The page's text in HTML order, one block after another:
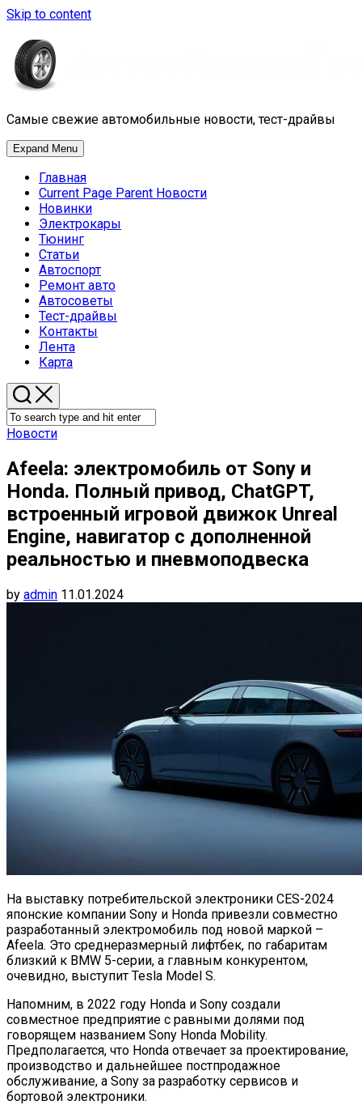
Skip to content
Самые свежие автомобильные новости, тест-драйвы
Expand Menu
Главная
Current Page Parent Новости
Новинки
Электрокары
Тюнинг
Статьи
Автоспорт
Ремонт авто
Автосоветы
Тест-драйвы
Контакты
Лента
Карта
Новости
Afeela: электромобиль от Sony и
Honda. Полный привод, ChatGPT,
встроенный игровой движок Unreal
Engine, навигатор с дополненной
реальностью и пневмоподвеска
by admin 11.01.2024
На выставку потребительской электроники CES-2024
японские компании Sony и Honda привезли совместно
разработанный электромобиль под новой маркой –
Afeela. Это среднеразмерный лифтбек, по габаритам
близкий к BMW 5-серии, а главным конкурентом,
очевидно, выступит Tesla Model S.
Напомним, в 2022 году Honda и Sony создали
совместное предприятие с равными долями под
говорящем названием Sony Honda Mobility.
Предполагается, что Honda отвечает за проектирование,
производство и дальнейшее постпродажное
обслуживание, а Sony за разработку сервисов и
бортовой электроники.